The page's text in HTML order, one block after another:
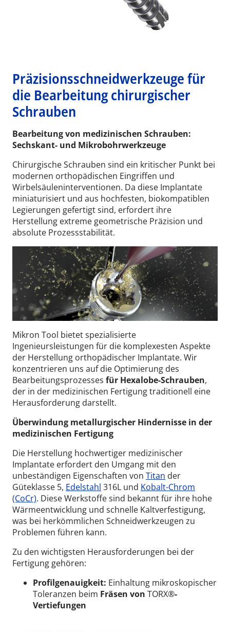
Präzisionsschneidwerkzeuge für
die Bearbeitung chirurgischer
Schrauben
Bearbeitung von medizinischen Schrauben:
Sechskant- und Mikrobohrwerkzeuge
Chirurgische Schrauben sind ein kritischer Punkt bei
modernen orthopädischen Eingriffen und
Wirbelsäuleninterventionen. Da diese Implantate
miniaturisiert und aus hochfesten, biokompatiblen
Legierungen gefertigt sind, erfordert ihre
Herstellung extreme geometrische Präzision und
absolute Prozessstabilität.
Mikron Tool bietet spezialisierte
Ingenieursleistungen für die komplexesten Aspekte
der Herstellung orthopädischer Implantate. Wir
konzentrieren uns auf die Optimierung des
Bearbeitungsprozesses für Hexalobe-Schrauben,
der in der medizinischen Fertigung traditionell eine
Herausforderung darstellt.
Überwindung metallurgischer Hindernisse in der
medizinischen Fertigung
Die Herstellung hochwertiger medizinischer
Implantate erfordert den Umgang mit den
unbeständigen Eigenschaften von Titan der
Güteklasse 5, Edelstahl 316L und Kobalt-Chrom
(CoCr). Diese Werkstoffe sind bekannt für ihre hohe
Wärmeentwicklung und schnelle Kaltverfestigung,
was bei herkömmlichen Schneidwerkzeugen zu
Problemen führen kann.
Zu den wichtigsten Herausforderungen bei der
Fertigung gehören:
Profilgenauigkeit: Einhaltung mikroskopischer
Toleranzen beim Fräsen von TORX®-
Vertiefungen